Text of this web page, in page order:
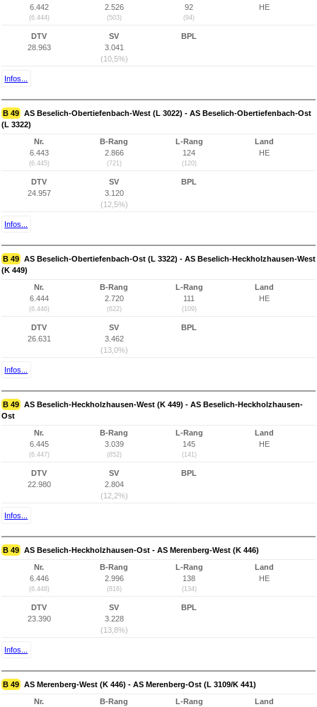
6.442
(6.444)
2.526
(503)
92
(94)
HE
DTV
28.963
SV
3.041
(10,5%)
BPL
Infos...
B 49 AS Beselich-Obertiefenbach-West (L 3022) - AS Beselich-Obertiefenbach-Ost
(L 3322)
Nr.
6.443
(6.445)
B-Rang
2.866
(721)
L-Rang
124
(120)
Land
HE
DTV
24.957
SV
3.120
(12,5%)
BPL
Infos...
B 49 AS Beselich-Obertiefenbach-Ost (L 3322) - AS Beselich-Heckholzhausen-West
(K 449)
Nr.
6.444
(6.446)
B-Rang
2.720
(622)
L-Rang
111
(109)
Land
HE
DTV
26.631
SV
3.462
(13,0%)
BPL
Infos...
B 49 AS Beselich-Heckholzhausen-West (K 449) - AS Beselich-Heckholzhausen-
Ost
Nr.
6.445
(6.447)
B-Rang
3.039
(852)
L-Rang
145
(141)
Land
HE
DTV
22.980
SV
2.804
(12,2%)
BPL
Infos...
B 49 AS Beselich-Heckholzhausen-Ost - AS Merenberg-West (K 446)
Nr.
6.446
(6.448)
B-Rang
2.996
(816)
L-Rang
138
(134)
Land
HE
DTV
23.390
SV
3.228
(13,8%)
BPL
Infos...
B 49 AS Merenberg-West (K 446) - AS Merenberg-Ost (L 3109/K 441)
Nr.
B-Rang
L-Rang
Land